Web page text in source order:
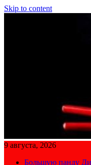
Skip to content
9 августа, 2026
Большую панду